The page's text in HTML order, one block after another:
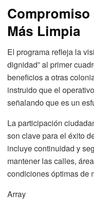
Más Limpia
El programa refleja la
dignidad” al primer
beneficios a otras
instruido que el
señalando que es un
La participación
son clave para el éxito
incluye continuidad y
mantener las calles,
condiciones óptimas de
Array